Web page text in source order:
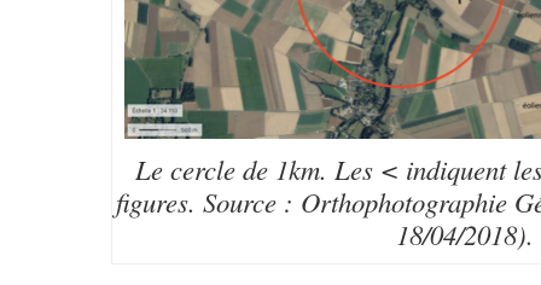
Le cercle de 1km. Les < indiquent
figures. Source : Orthophotographie
18/04/2018).